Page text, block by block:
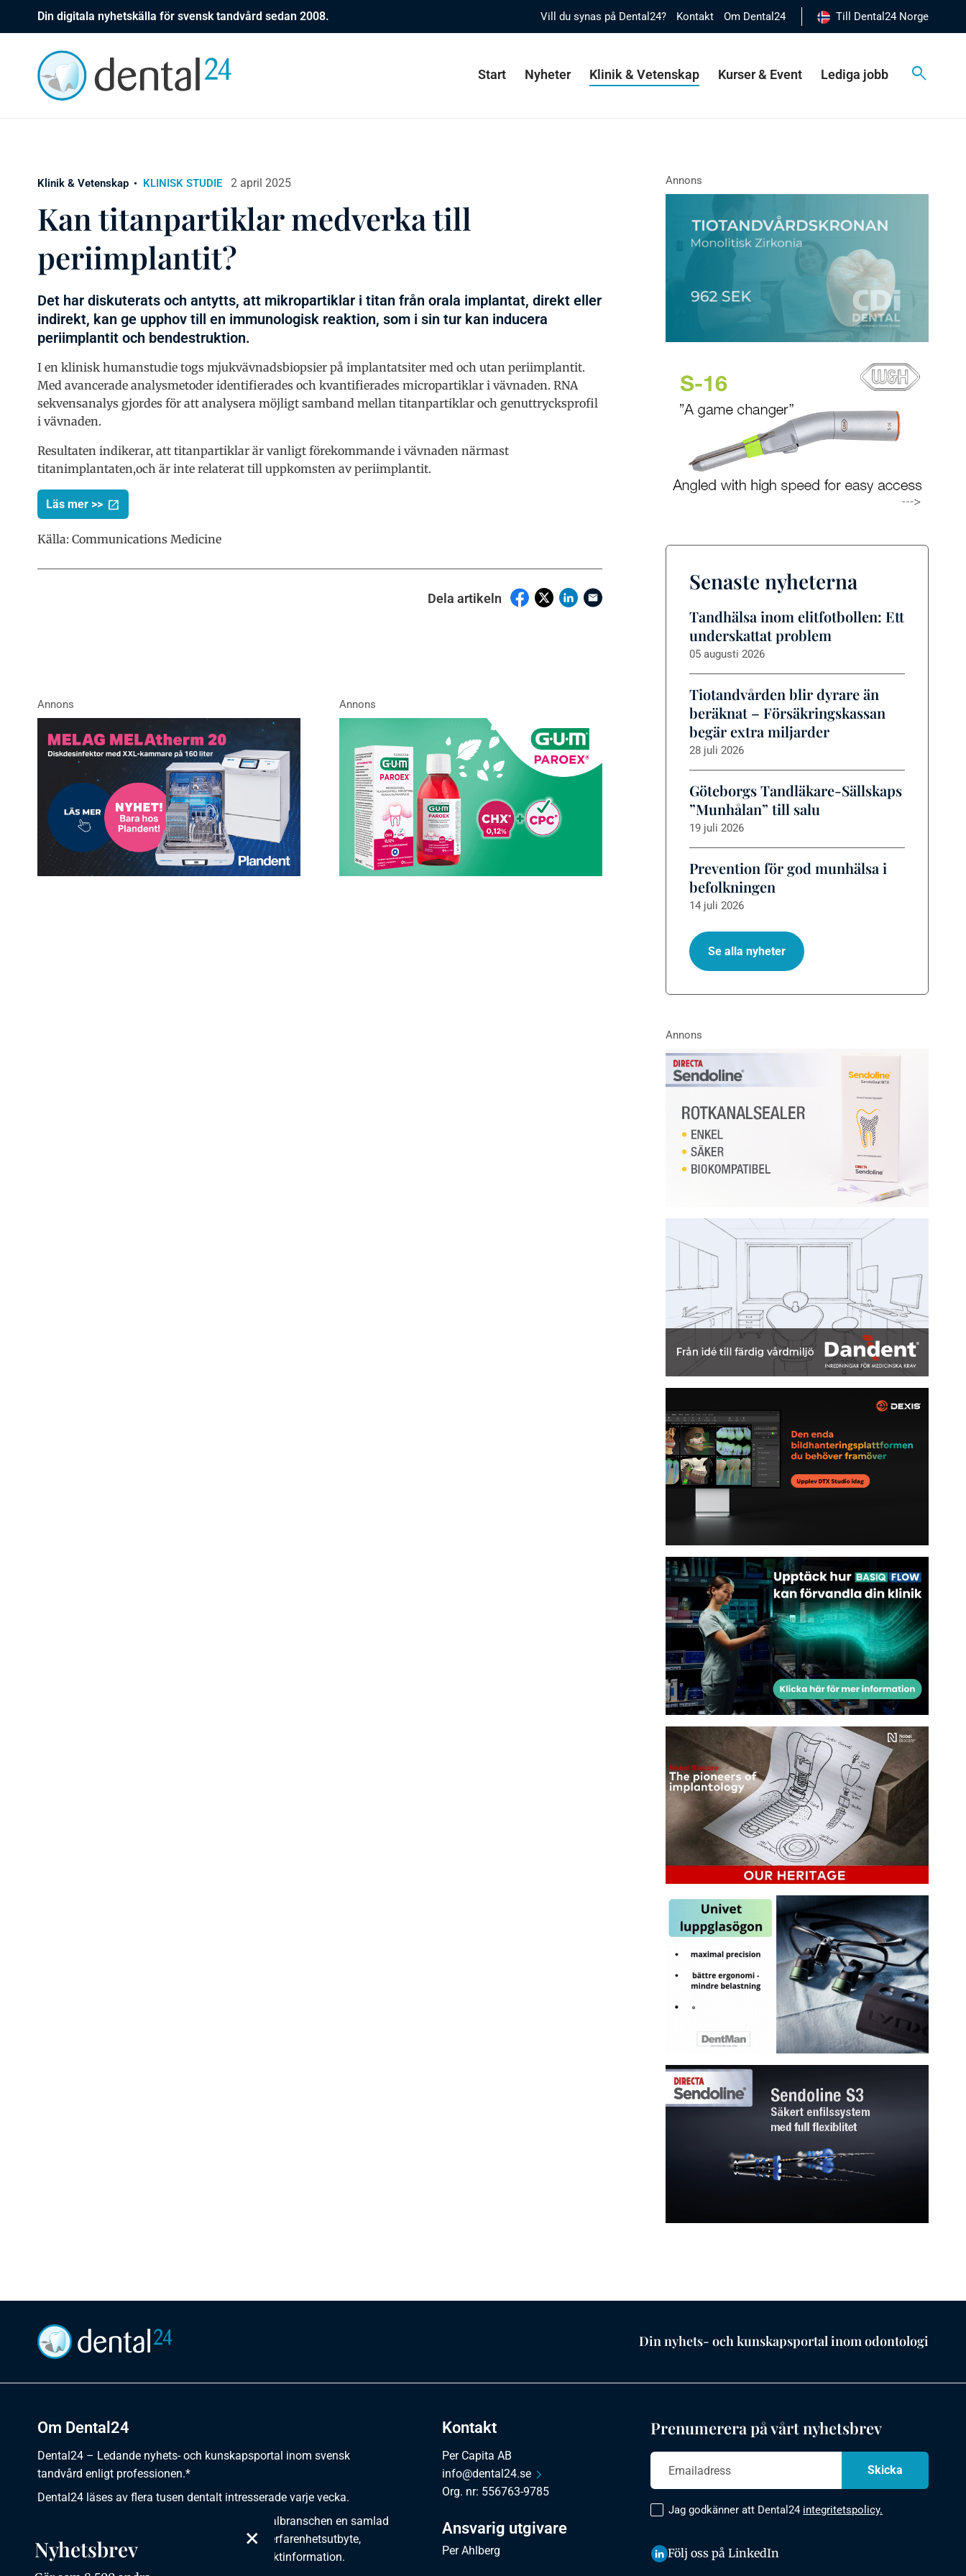
Din digitala nyhetskälla för svensk tandvård sedan 2008. Vill du synas på Dental24? Kontakt Om Dental24 Till Dental24 Norge
Start Nyheter Klinik & Vetenskap Kurser & Event Lediga jobb
Klinik & Vetenskap KLINISK STUDIE 2 april 2025
Kan titanpartiklar medverka till
periimplantit?
Det har diskuterats och antytts, att mikropartiklar i titan från orala implantat, direkt eller
indirekt, kan ge upphov till en immunologisk reaktion, som i sin tur kan inducera
periimplantit och bendestruktion.
I en klinisk humanstudie togs mjukvävnadsbiopsier på implantatsiter med och utan periimplantit.
Med avancerade analysmetoder identifierades och kvantifierades micropartiklar i vävnaden. RNA
sekvensanalys gjordes för att analysera möjligt samband mellan titanpartiklar och genuttrycksprofil
i vävnaden.
Resultaten indikerar, att titanpartiklar är vanligt förekommande i vävnaden närmast
titanimplantaten,och är inte relaterat till uppkomsten av periimplantit.
Läs mer >>
Källa: Communications Medicine
Dela artikeln
Senaste nyheterna
Tandhälsa inom elitfotbollen: Ett
underskattat problem
05 augusti 2026
Tiotandvården blir dyrare än
beräknat – Försäkringskassan
begär extra miljarder
28 juli 2026
Göteborgs Tandläkare-Sällskaps
”Munhålan” till salu
19 juli 2026
Prevention för god munhälsa i
befolkningen
14 juli 2026
Se alla nyheter
Din nyhets- och kunskapsportal inom odontologi
Om Dental24
Dental24 – Ledande nyhets- och kunskapsportal inom svensk
tandvård enligt professionen.*
Dental24 läses av flera tusen dentalt intresserade varje vecka.
Dental24 erbjuder yrkesverksamma inom dentalbranschen en samlad
plats för nyheter, kunskap, aktuella händelser, erfarenhetsutbyte,
utbildningar, artiklar, dokumentation och produktinformation.
Kontakt
Per Capita AB
info@dental24.se
Org. nr: 556763-9785
Ansvarig utgivare
Per Ahlberg
Prenumerera på vårt nyhetsbrev
Jag godkänner att Dental24 integritetspolicy.
Följ oss på LinkedIn
×
Nyhetsbrev